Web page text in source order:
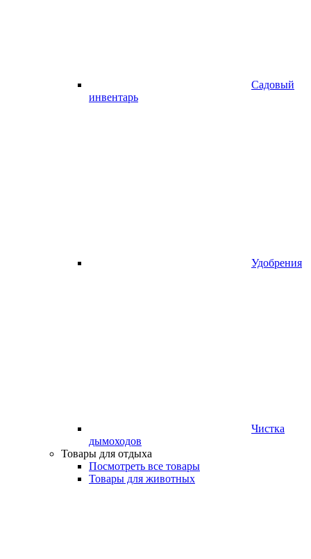
Садовый
инвентарь
Удобрения
Чистка
дымоходов
Товары для отдыха
Посмотреть все товары
Товары для животных